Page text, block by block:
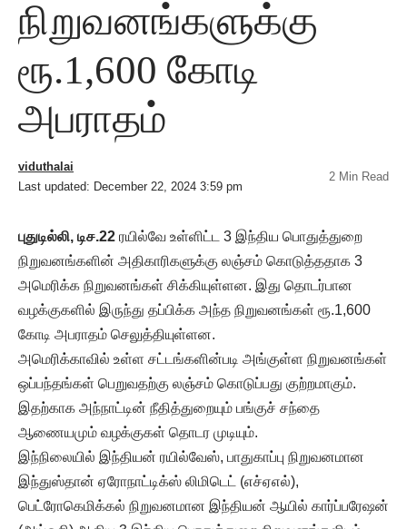
நிறுவனங்களுக்கு
ரூ.1,600 கோடி
அபராதம்
Last updated: December 22, 2024 3:59 pm
viduthalai
2 Min Read
புதுடில்லி, டிச.22 ரயில்வே உள்ளிட்ட 3 இந்திய பொதுத்துறை
நிறுவனங்களின் அதிகாரிகளுக்கு லஞ்சம் கொடுத்ததாக 3
அமெரிக்க நிறுவனங்கள் சிக்கியுள்ளன. இது தொடர்பான
வழக்குகளில் இருந்து தப்பிக்க அந்த நிறுவனங்கள் ரூ.1,600
கோடி அபராதம் செலுத்தியுள்ளன.
அமெரிக்காவில் உள்ள சட்டங்களின்படி அங்குள்ள நிறுவனங்கள்
ஒப்பந்தங்கள் பெறுவதற்கு லஞ்சம் கொடுப்பது குற்றமாகும்.
இதற்காக அந்நாட்டின் நீதித்துறையும் பங்குச் சந்தை
ஆணையமும் வழக்குகள் தொடர முடியும்.
இந்நிலையில் இந்தியன் ரயில்வேஸ், பாதுகாப்பு நிறுவனமான
இந்துஸ்தான் ஏரோநாட்டிக்ஸ் லிமிடெட் (எச்ஏஎல்),
பெட்ரோகெமிக்கல் நிறுவனமான இந்தியன் ஆயில் கார்ப்பரேஷன்